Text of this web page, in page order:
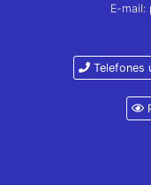
E-mail:
Telefones